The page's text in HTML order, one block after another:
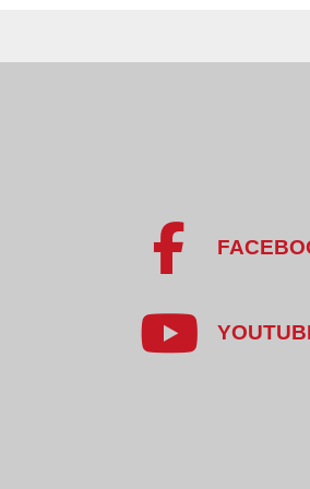
ze stali nierdzewnej gwarantuje
musztard, sosów i emulsji w